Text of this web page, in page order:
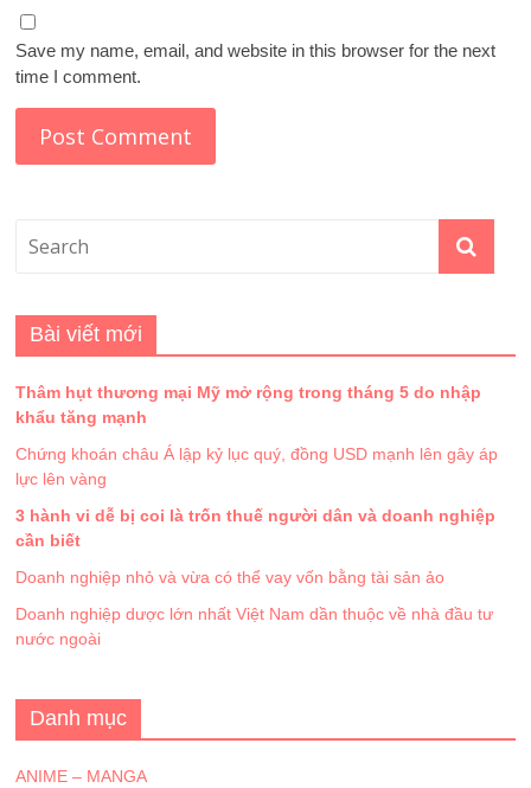
Save my name, email, and website in this browser for the next
time I comment.
Bài viết mới
Thâm hụt thương mại Mỹ mở rộng trong tháng 5 do nhập
khẩu tăng mạnh
Chứng khoán châu Á lập kỷ lục quý, đồng USD mạnh lên gây áp
lực lên vàng
3 hành vi dễ bị coi là trốn thuế người dân và doanh nghiệp
cần biết
Doanh nghiệp nhỏ và vừa có thể vay vốn bằng tài sản ảo
Doanh nghiệp dược lớn nhất Việt Nam dần thuộc về nhà đầu tư
nước ngoài
Danh mục
ANIME – MANGA